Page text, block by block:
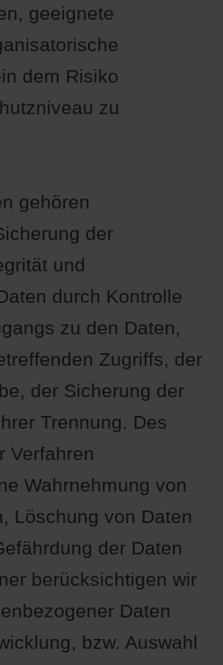
geeignete
dem Risiko
zu
gehören
der
und
durch Kontrolle
zu den Daten,
Zugriffs, der
der Sicherung der
Trennung. Des
Verfahren
Wahrnehmung von
Löschung von Daten
der Daten
berücksichtigen wir
Daten
bzw. Auswahl